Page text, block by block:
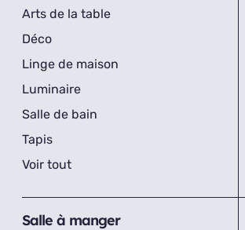
Arts de la table
Déco
Linge de maison
Luminaire
Salle de bain
Tapis
Voir tout
Salle à manger